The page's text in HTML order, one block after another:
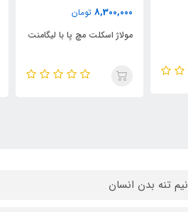
8,300,000 تومان
مولاژ اسکلت مچ پا با لیگامنت
نیم تنه بدن انسان